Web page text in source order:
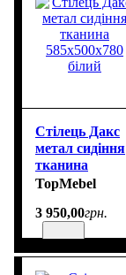
Стілець Дакс
метал сидіння
тканина
585x500x780
TopMebel
3 950,00грн.